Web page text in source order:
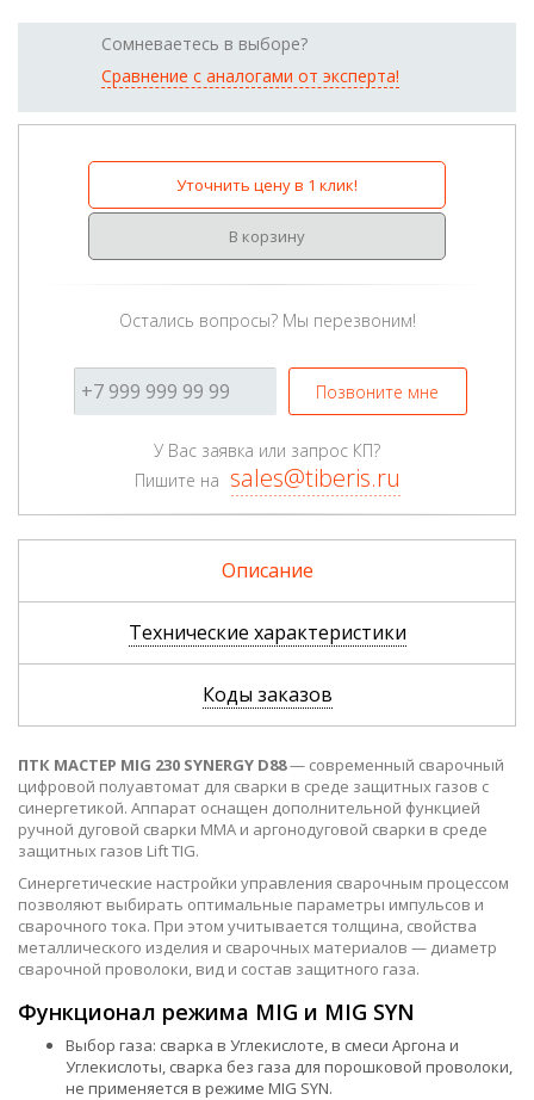
Сомневаетесь в выборе?
Сравнение с аналогами от эксперта!
Уточнить цену в 1 клик!
В корзину
Остались вопросы? Мы перезвоним!
Позвоните мне
У Вас заявка или запрос КП?
Пишите на sales@tiberis.ru
Описание
Технические характеристики
Коды заказов
ПТК МАСТЕР MIG 230 SYNERGY D88— современный сварочный
цифровой полуавтомат для сварки в среде защитных газов с
синергетикой. Аппарат оснащен дополнительной функцией
ручной дуговой сварки MMA и аргонодуговой сварки в среде
защитных газов Lift TIG.
Синергетические настройки управления сварочным процессом
позволяют выбирать оптимальные параметры импульсов и
сварочного тока. При этом учитывается толщина, свойства
металлического изделия и сварочных материалов — диаметр
сварочной проволоки, вид и состав защитного газа.
Функционал режима MIG и MIG SYN
Выбор газа: сварка в Углекислоте, в смеси Аргона и
Углекислоты, сварка без газа для порошковой проволоки,
не применяется в режиме MIG SYN.